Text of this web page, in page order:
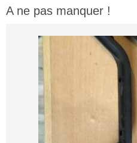
A ne pas manquer !